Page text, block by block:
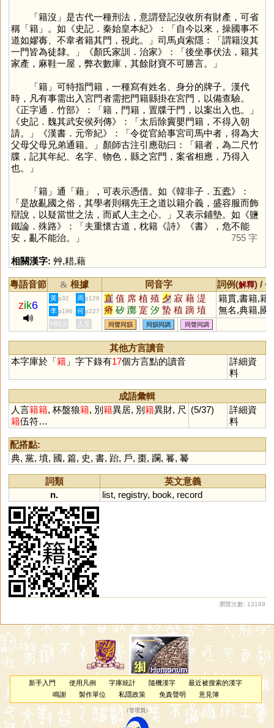
「籍沒」是古代一種刑法，意謂登記沒收所有財產，可省
稱「籍」。如《史記．秦始皇本紀》：「自今以來，操國事不
道如嫪毐、不韋者籍其門，視此。」司馬貞索隱：「謂籍沒其
一門皆為徒隸。」《顏氏家訓．治家》：「後坐事伏法，籍其
家產，麻鞋一屋，弊衣數庫，其餘財寶不可勝言。」
「籍」可特指門籍，一種寫有姓名、身分的牌子。漢代
時，凡有事需出入宮門者需把門籍縣掛在宮門，以備查驗。
《正字通．竹部》：「籍，門籍，置牒于門，以案出入也。」
《史記．魏其武安侯列傳》：「太后除竇嬰門籍，不得入朝
請。」《漢書．元帝紀》：「令從官給事宮司馬中者，得為大
父母父母兄弟通籍。」顏師古注引應劭曰：「籍者，為二尺竹
牒，記其年紀、名字、物色，縣之宮門，案省相應，乃得入
也。」
「籍」通「藉」，可表示憑借。如《韓非子．五蠹》：
「是故亂國之俗，其學者則稱先王之道以籍介義，盛容服而飾
辯說，以疑當世之法，而貳人主之心。」又表示鋪墊。如《鹽
鐵論．殊路》：「夫重懷古道，枕籍《詩》《書》，危不能
安，亂不能治。」
755 字
相關漢字: 艸,耤,藉
粵語音節 & 根據 同音字 詞例(解釋) /
zik6
黃 p32 周 p126 直 值 席 植 殖 夕 寂 藉 湜
瘠 矽 躑 寔 汐 蟄 稙 蹢 埴
漃 葃 庴 塉 潪 釸 膌 堲 躤
褯 耤 犆 穸 蓆
籍貫,書籍,籍
無名,典籍,國
籍,外籍,帳籍,
戶籍
李 p196 何 p227
HKLS 人文 同聲同韻 同韻同調 同聲同調
其他方言讀音
本字庫於「籍」字下錄有17個方言點的讀音
詳細資
料
成語彙輯
人言籍籍, 杯盤狼籍, 別 籍異居, 別 籍異財, 尺
籍伍符…
(5/37)
詳細資
料
配搭點:
典, 黨, 墳, 國, 篇, 史, 書, 跆, 戶, 棗, 躝, 籑, 䉵
詞類
英文意義
n.
list, registry, book, record
瀏覽次數: 13189
新手入門 使用凡例 字庫統計 隨機漢字
最近被搜索的漢字
鳴謝
製作單位 私隱政策 免責聲明 意見簿
（管理員 ）